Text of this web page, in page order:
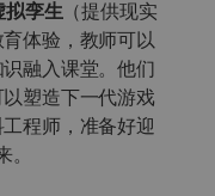
拟孪生 （提供现实
体验，教师可以
融入课堂。他们
塑造下一代游戏
程师，准备好迎
。